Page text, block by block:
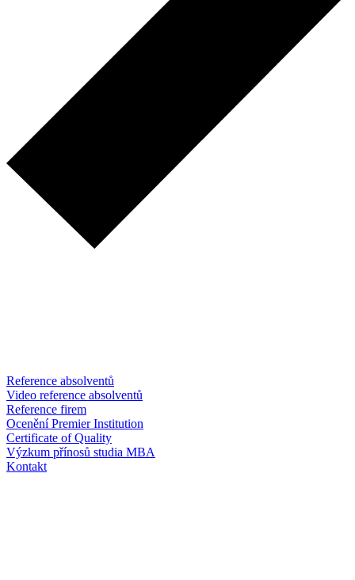
Reference absolventů
Video reference absolventů
Reference firem
Ocenění Premier Institution
Certificate of Quality
Výzkum přínosů studia MBA
Kontakt